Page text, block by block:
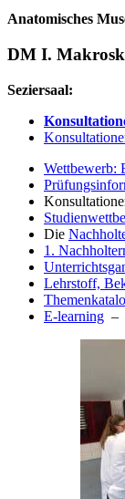
Anatomisches
DM I.
Seziersaal:
Wettbewerb:
Die
1.
Lehrstoff,
E-learning –